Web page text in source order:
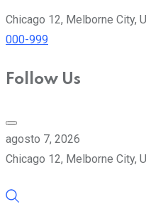
Chicago 12, Melborne City,
000-999
Follow Us
agosto 7, 2026
Chicago 12, Melborne City,